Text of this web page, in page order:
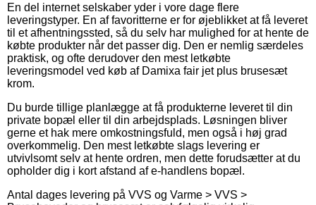
En del internet selskaber yder i vore dage flere
leveringstyper. En af favoritterne er for øjeblikket at få leveret
til et afhentningssted, så du selv har mulighed for at hente de
købte produkter når det passer dig. Den er nemlig særdeles
praktisk, og ofte derudover den mest letkøbte
leveringsmodel ved køb af Damixa fair jet plus brusesæt
krom.
Du burde tillige planlægge at få produkterne leveret til din
private bopæl eller til din arbejdsplads. Løsningen bliver
gerne et hak mere omkostningsfuld, men også i høj grad
overkommelig. Den mest letkøbte slags levering er
utvivlsomt selv at hente ordren, men dette forudsætter at du
opholder dig i kort afstand af e-handlens bopæl.
Antal dages levering på VVS og Varme > VVS >